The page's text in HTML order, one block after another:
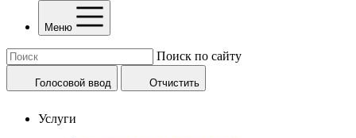
Меню
Поиск по сайту
Голосовой ввод Отчистить
Услуги